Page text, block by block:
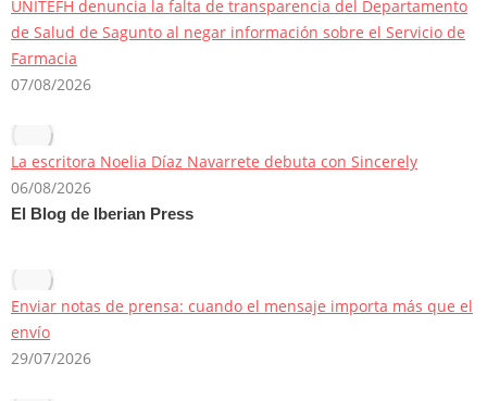
UNITEFH denuncia la falta de transparencia del Departamento
de Salud de Sagunto al negar información sobre el Servicio de
Farmacia
07/08/2026
La escritora Noelia Díaz Navarrete debuta con Sincerely
06/08/2026
El Blog de Iberian Press
Enviar notas de prensa: cuando el mensaje importa más que el
envío
29/07/2026